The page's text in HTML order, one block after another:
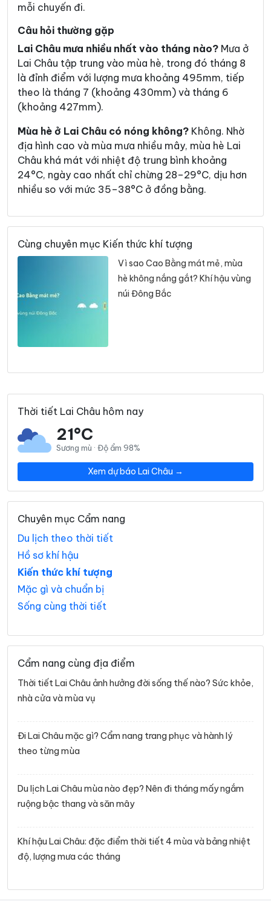
mỗi chuyến đi.
Câu hỏi thường gặp
Lai Châu mưa nhiều nhất vào tháng nào? Mưa ở
Lai Châu tập trung vào mùa hè, trong đó tháng 8
là đỉnh điểm với lượng mưa khoảng 495mm, tiếp
theo là tháng 7 (khoảng 430mm) và tháng 6
(khoảng 427mm).
Mùa hè ở Lai Châu có nóng không? Không. Nhờ
địa hình cao và mùa mưa nhiều mây, mùa hè Lai
Châu khá mát với nhiệt độ trung bình khoảng
24°C, ngày cao nhất chỉ chừng 28–29°C, dịu hơn
nhiều so với mức 35–38°C ở đồng bằng.
Cùng chuyên mục Kiến thức khí tượng
Vì sao Cao Bằng mát mẻ, mùa
hè không nắng gắt? Khí hậu vùng
núi Đông Bắc
Thời tiết Lai Châu hôm nay
21°C
Sương mù · Độ ẩm 98%
Xem dự báo Lai Châu →
Chuyên mục Cẩm nang
Du lịch theo thời tiết
Hồ sơ khí hậu
Kiến thức khí tượng
Mặc gì và chuẩn bị
Sống cùng thời tiết
Cẩm nang cùng địa điểm
Thời tiết Lai Châu ảnh hưởng đời sống thế nào? Sức khỏe,
nhà cửa và mùa vụ
Đi Lai Châu mặc gì? Cẩm nang trang phục và hành lý
theo từng mùa
Du lịch Lai Châu mùa nào đẹp? Nên đi tháng mấy ngắm
ruộng bậc thang và săn mây
Khí hậu Lai Châu: đặc điểm thời tiết 4 mùa và bảng nhiệt
độ, lượng mưa các tháng